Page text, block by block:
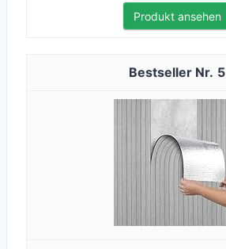
Produkt ansehen
5